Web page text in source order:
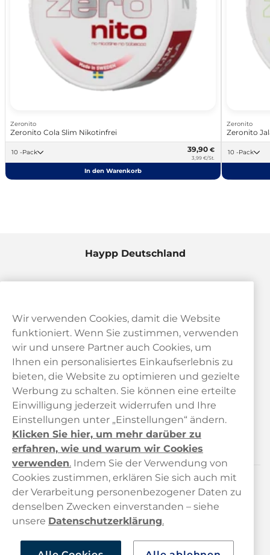
Zeronito
Zeronito Cola Slim Nikotinfrei
10 -Pack 39,90 €
3,99 €/St.
In den Warenkorb
Zeronito
Zeronito
10 -Pack
Haypp Deutschland
Kontaktiere uns!
hallo@haypp.com
Kundendienst
Links
Über uns
Wir verwenden Cookies, damit die Website
funktioniert. Wenn Sie zustimmen, verwenden
wir und unsere Partner auch Cookies, um
Ihnen ein personalisiertes Einkaufserlebnis zu
bieten, die Website zu optimieren und gezielte
Werbung zu schalten. Sie können eine erteilte
Einwilligung jederzeit widerrufen und Ihre
Einstellungen unter „Einstellungen“ ändern.
Klicken Sie hier, um mehr darüber zu
erfahren, wie und warum wir Cookies
verwenden. Indem Sie der Verwendung von
Cookies zustimmen, erklären Sie sich auch mit
der Verarbeitung personenbezogener Daten zu
denselben Zwecken einverstanden – siehe
unsere Datenschutzerklärung.